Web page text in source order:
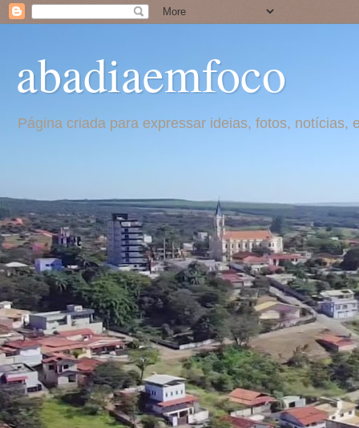
abadiaemfoco
Página criada para expressar ideias, fotos,